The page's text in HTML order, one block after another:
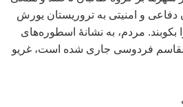
دفاعی و امنیتی به تروریستان یورش
بکوبند. مردم، به نشانۀ اسطورههای
فردوسی جاری شده است، غریو